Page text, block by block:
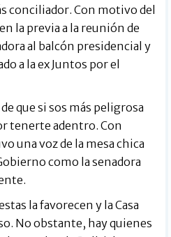
conciliador. Con motivo del
la previa a la reunión de
al balcón presidencial y
a la ex Juntos por el
que si sos más peligrosa
tenerte adentro. Con
una voz de la mesa chica
como la senadora
la favorecen y la Casa
No obstante, hay quienes